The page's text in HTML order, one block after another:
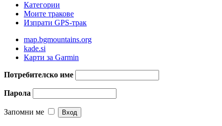
Категории
Моите тракове
Изпрати GPS-трак
map.bgmountains.org
kade.si
Карти за Garmin
Потребителско име
Парола
Запомни ме